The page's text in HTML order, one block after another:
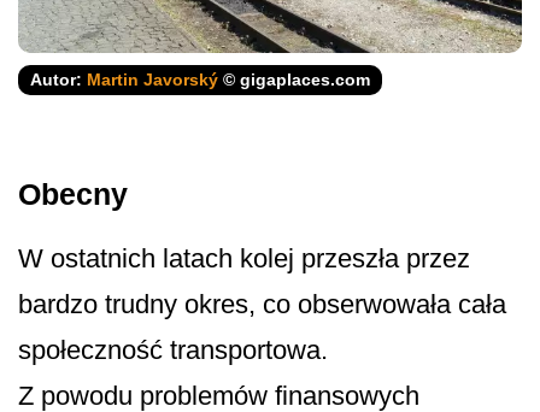
Autor: Martin Javorský © gigaplaces.com
Obecny
W ostatnich latach kolej przeszła przez
bardzo trudny okres, co obserwowała cała
społeczność transportowa.
Z powodu problemów finansowych